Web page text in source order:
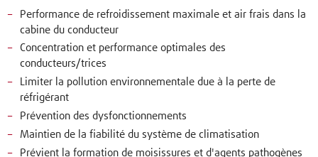
Performance de refroidissement maximale et air frais dans la
cabine du conducteur
Concentration et performance optimales des
conducteurs/trices
Limiter la pollution environnementale due à la perte de
réfrigérant
Prévention des dysfonctionnements
Maintien de la fiabilité du système de climatisation
Prévient la formation de moisissures et d'agents pathogènes